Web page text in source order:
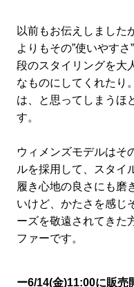
以前もお伝えしました
よりもその”使いやす
段のスタイリングを大
なものにしてくれたり
は、と思ってしまうほ
す。
ウィメンズモデルはそ
ルを採用して、スタイ
履き心地の良さにも磨
いけど、かたさを感じ
ーズを敬遠されてきた
ファーです。
ー6/14(金)11:00に販売